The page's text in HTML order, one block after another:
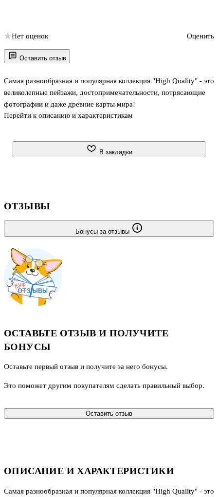
Оставить отзыв
Самая разнообразная и популярная коллекция "High Quality" - это
великолепные пейзажи, достопримечательности, потрясающие
фотографии и даже древние карты мира!
Перейти к описанию и характеристикам
Нет оценок Оценить
В закладки
ОПИСАНИЕ И ХАРАКТЕРИСТИКИ
Самая разнообразная и популярная коллекция "High Quality" - это
ОТЗЫВЫ
Бонусы за отзывы
ОСТАВЬТЕ ОТЗЫВ И ПОЛУЧИТЕ
БОНУСЫ
Оставьте первый отзыв и получите за него бонусы.
Это поможет другим покупателям сделать правильный выбор.
Оставить отзыв